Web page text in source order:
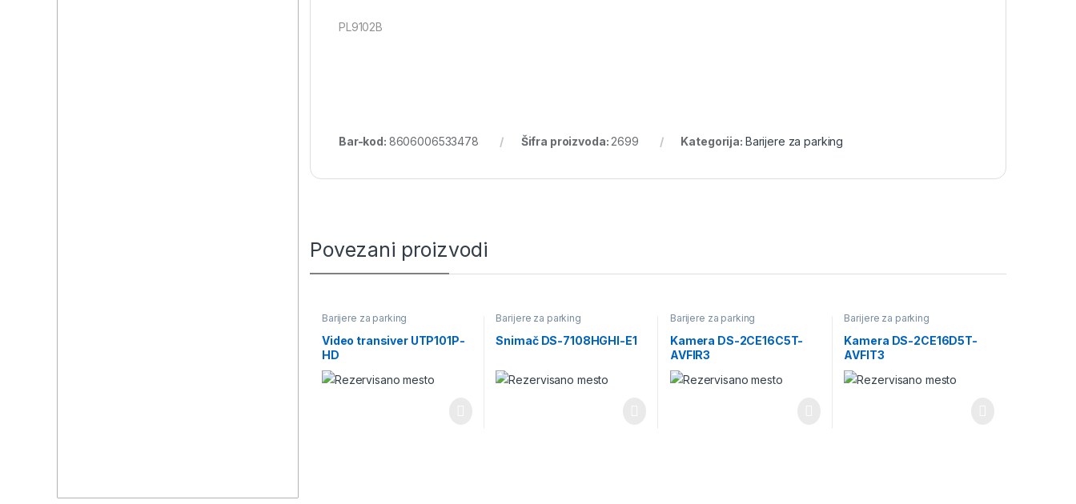
PL9102B
Bar-kod: 8606006533478 Šifra proizvoda:2699 Kategorija: Barijere za parking
Povezani proizvodi
Barijere za parking
Video transiver UTP101P-
HD
Barijere za parking
Snimač DS-7108HGHI-E1
Barijere za parking
Kamera DS-2CE16C5T-
AVFIR3
Barijere za parking
Kamera DS-2CE16D5T-
AVFIT3